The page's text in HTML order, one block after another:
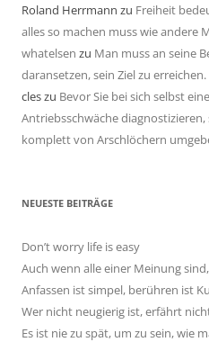
Roland Herrmann zu Freiheit
alles so machen muss wie andere
whatelsen zu Man muss an seine
daransetzen, sein Ziel zu erreichen.
cleszu Bevor Sie bei sich selbst
Antriebsschwäche diagnostizieren,
komplett von Arschlöchern
NEUESTE BEITRÄGE
Don’t worry life is easy
Auch wenn alle einer Meinung
Anfassen ist simpel, berühren ist
Wer nicht neugierig ist, erfährt
Es ist nie zu spät, um zu sein, wie